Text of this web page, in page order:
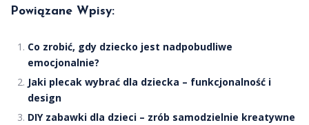
Powiązane Wpisy:
Co zrobić, gdy dziecko jest nadpobudliwe
emocjonalnie?
Jaki plecak wybrać dla dziecka – funkcjonalność i
design
DIY zabawki dla dzieci – zrób samodzielnie kreatywne